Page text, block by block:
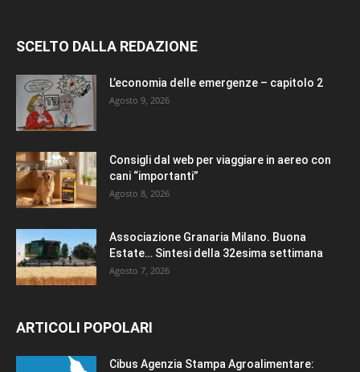
SCELTO DALLA REDAZIONE
L’economia delle emergenze – capitolo 2
Agosto 9, 2026
Consigli dal web per viaggiare in aereo con
cani “importanti”
Agosto 8, 2026
Associazione Granaria Milano. Buona
Estate… Sintesi della 32esima settimana
Agosto 7, 2026
ARTICOLI POPOLARI
Cibus Agenzia Stampa Agroalimentare: